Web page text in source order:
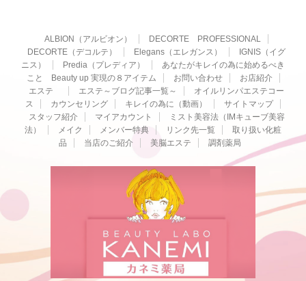
ALBION（アルビオン）
DECORTE PROFESSIONAL
DECORTE（デコルテ）
Elegans（エレガンス）
IGNIS（イグ
ニス）
Predia（プレディア）
あなたがキレイの為に始めるべき
こと Beauty up 実現の８アイテム
お問い合わせ
お店紹介
エステ
エステ～ブログ記事一覧～
オイルリンパエステコー
ス
カウンセリング キレイの為に（動画）
サイトマップ
スタッフ紹介
マイアカウント
ミスト美容法（IMキューブ美容
法）
メイク メンバー特典 リンク先一覧
取り扱い化粧
品
当店のご紹介 美脳エステ 調剤薬局